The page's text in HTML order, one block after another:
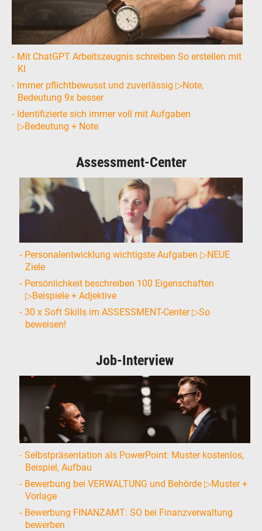
Mit ChatGPT Arbeitszeugnis schreiben So erstellen mit
KI
Immer pflichtbewusst und zuverlässig ▷Note,
Bedeutung 9x besser
Identifizierte sich immer voll mit Aufgaben
▷Bedeutung + Note
Assessment-Center
Personalentwicklung wichtigste Aufgaben ▷NEUE
Ziele
Persönlichkeit beschreiben 100 Eigenschaften
▷Beispiele + Adjektive
30 x Soft Skills im ASSESSMENT-Center ▷So
beweisen!
Job-Interview
Selbstpräsentation als PowerPoint: Muster kostenlos,
Beispiel, Aufbau
Bewerbung bei VERWALTUNG und Behörde ▷Muster +
Vorlage
Bewerbung FINANZAMT: SO bei Finanzverwaltung
bewerben